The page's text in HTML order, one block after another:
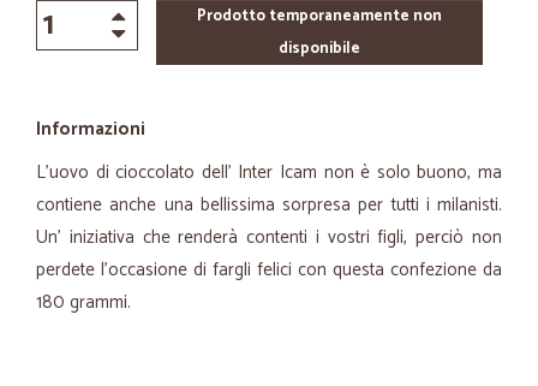
Prodotto temporaneamente non
disponibile
Informazioni
L'uovo di cioccolato dell' Inter Icam non è solo buono, ma
contiene anche una bellissima sorpresa per tutti i milanisti.
Un' iniziativa che renderà contenti i vostri figli, perciò non
perdete l'occasione di fargli felici con questa confezione da
180 grammi.